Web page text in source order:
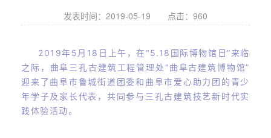
发表时间：2019-05-19 点击： 960
2019年5月18日上午，在“5.18国际博物馆日”来临
之际，曲阜三孔古建筑工程管理处“曲阜古建筑博物馆”
迎来了曲阜市鲁城街道团委和曲阜市爱心助力团的青少
年学子及家长代表，共同参与三孔古建筑技艺新时代实
践体验活动。